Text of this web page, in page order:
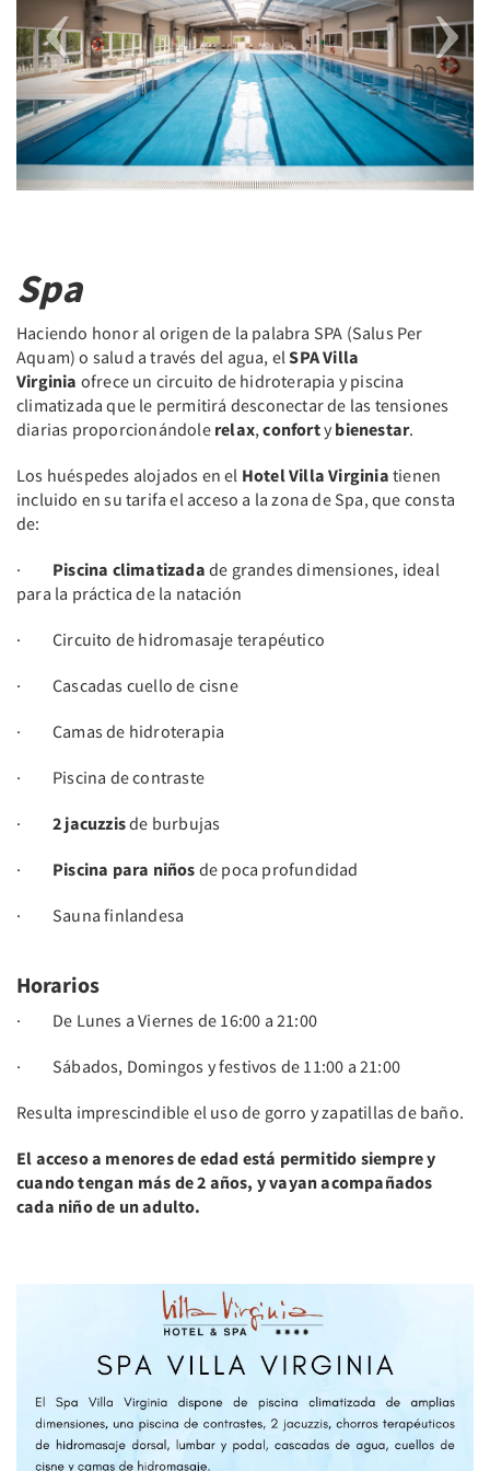
Spa
Haciendo honor al origen de la palabra SPA (Salus Per
Aquam) o salud a través del agua, elSPA Villa
Virginia ofrece un circuito de hidroterapia y piscina
climatizada que le permitirá desconectar de las tensiones
diarias proporcionándole relax,conforty bienestar.
Los huéspedes alojados en el Hotel Villa Virginia tienen
incluido en su tarifa el acceso a la zona de Spa, que consta
de:
· Piscina climatizada de grandes dimensiones, ideal
para la práctica de la natación
· Circuito de hidromasaje terapéutico
· Cascadas cuello de cisne
· Camas de hidroterapia
· Piscina de contraste
· 2 jacuzzisde burbujas
· Piscina para niños de poca profundidad
· Sauna finlandesa
Horarios
· De Lunes a Viernes de 16:00 a 21:00
· Sábados, Domingos y festivos de 11:00 a 21:00
Resulta imprescindible el uso de gorro y zapatillas de baño.
El acceso a menores de edad está permitido siempre y
cuando tengan más de 2 años, y vayan acompañados
cada niño de un adulto.